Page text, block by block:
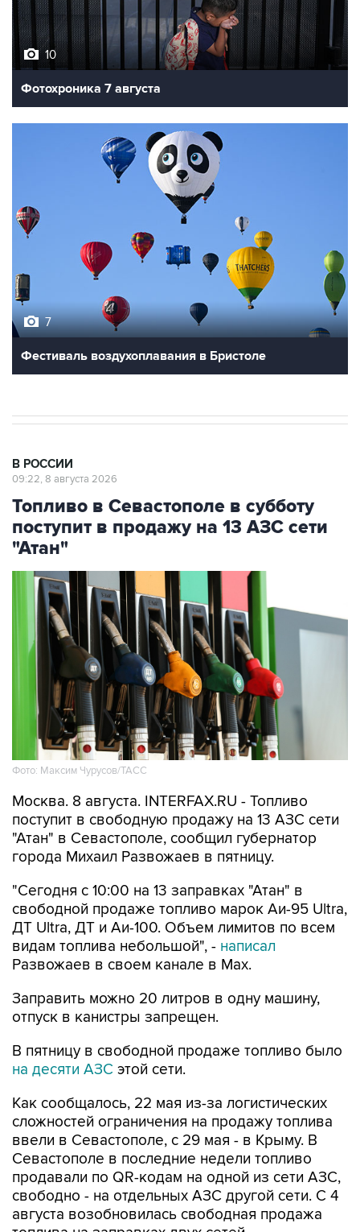
10
Фотохроника 7 августа
7
Фестиваль воздухоплавания в Бристоле
В РОССИИ
09:22, 8 августа 2026
Топливо в Севастополе в субботу
поступит в продажу на 13 АЗС сети
"Атан"
Фото: Максим Чурусов/ТАСС
Москва. 8 августа. INTERFAX.RU - Топливо
поступит в свободную продажу на 13 АЗС сети
"Атан" в Севастополе, сообщил губернатор
города Михаил Развожаев в пятницу.
"Сегодня с 10:00 на 13 заправках "Атан" в
свободной продаже топливо марок Аи-95 Ultra,
ДТ Ultra, ДТ и Аи-100. Объем лимитов по всем
видам топлива небольшой", - написал
Развожаев в своем канале в Max.
Заправить можно 20 литров в одну машину,
отпуск в канистры запрещен.
В пятницу в свободной продаже топливо было
на десяти АЗС этой сети.
Как сообщалось, 22 мая из-за логистических
сложностей ограничения на продажу топлива
ввели в Севастополе, с 29 мая - в Крыму. В
Севастополе в последние недели топливо
продавали по QR-кодам на одной из сети АЗС,
свободно - на отдельных АЗС другой сети. С 4
августа возобновилась свободная продажа